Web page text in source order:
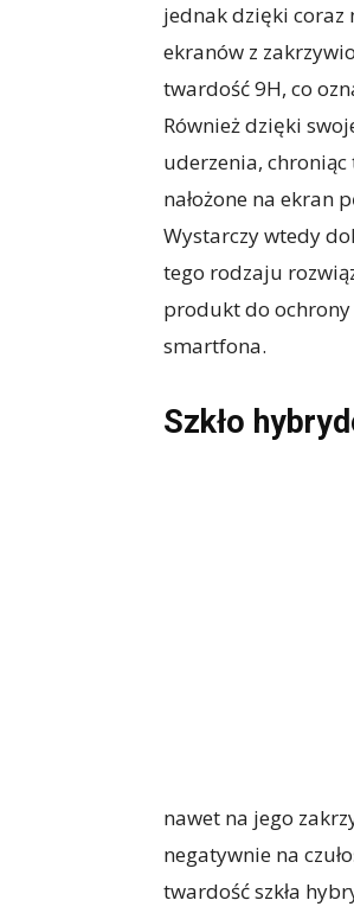
jednak dzięki coraz
ekranów z
twardość 9H, co
Również dzięki
uderzenia,
nałożone na ekran
Wystarczy wtedy
tego rodzaju
produkt do
smartfona.
Szkło
nawet na jego
negatywnie na
twardość szkła